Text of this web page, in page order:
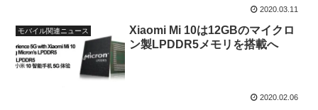
2020.03.11
モバイル関連ニュース
Xiaomi Mi 10は12GBのマイクロ
ン製LPDDR5メモリを搭載へ
2020.02.06